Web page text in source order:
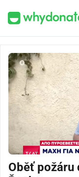
Oběť požáru